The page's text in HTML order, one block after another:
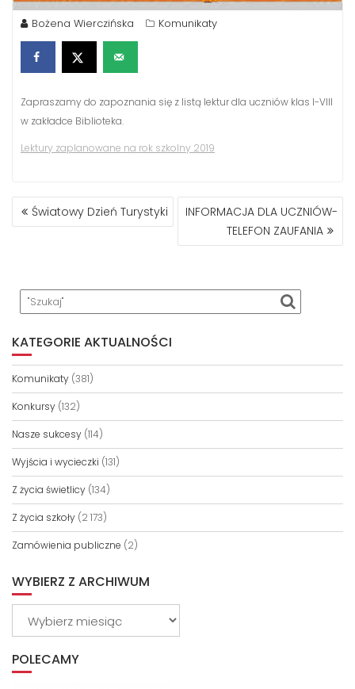
Bożena Wierczińska Komunikaty
Zapraszamy do zapoznania się z listą lektur dla uczniów klas I-VIII
w zakładce Biblioteka.
Lektury zaplanowane na rok szkolny 2019
NAWIGACJA
WPISU
Światowy Dzień Turystyki
INFORMACJA DLA UCZNIÓW-
TELEFON ZAUFANIA
KATEGORIE AKTUALNOŚCI
Komunikaty (381)
Konkursy (132)
Nasze sukcesy (114)
Wyjścia i wycieczki (131)
Z życia świetlicy (134)
Z życia szkoły (2 173)
Zamówienia publiczne (2)
WYBIERZ Z ARCHIWUM
POLECAMY